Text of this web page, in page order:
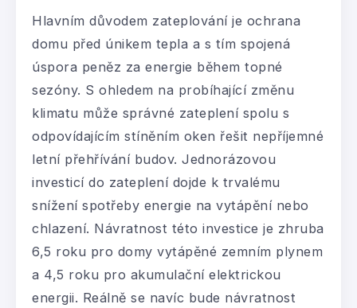
Hlavním důvodem zateplování je ochrana
domu před únikem tepla a s tím spojená
úspora peněz za energie během topné
sezóny. S ohledem na probíhající změnu
klimatu může správné zateplení spolu s
odpovídajícím stíněním oken řešit nepříjemné
letní přehřívání budov. Jednorázovou
investicí do zateplení dojde k trvalému
snížení spotřeby energie na vytápění nebo
chlazení. Návratnost této investice je zhruba
6,5 roku pro domy vytápěné zemním plynem
a 4,5 roku pro akumulační elektrickou
energii. Reálně se navíc bude návratnost